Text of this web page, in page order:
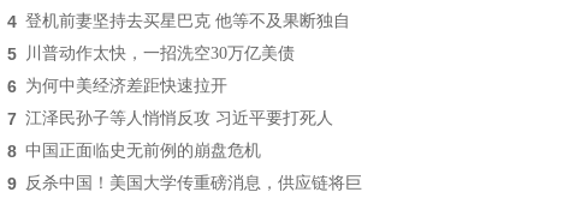
4 登机前妻坚持去买星巴克 他等不及果断独自
5 川普动作太快，一招洗空30万亿美债
6 为何中美经济差距快速拉开
7 江泽民孙子等人悄悄反攻 习近平要打死人
8 中国正面临史无前例的崩盘危机
9 反杀中国！美国大学传重磅消息，供应链将巨